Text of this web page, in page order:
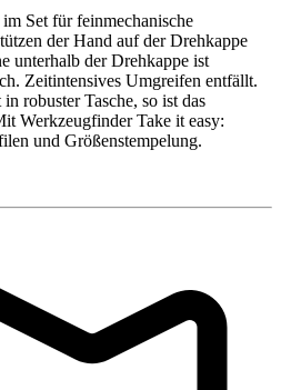
Set für feinmechanische
der Hand auf der Drehkappe
unterhalb der Drehkappe ist
Zeitintensives Umgreifen entfällt.
robuster Tasche, so ist das
Werkzeugfinder Take it easy:
und Größenstempelung.